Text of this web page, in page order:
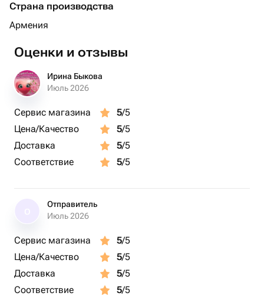
Страна производства
Армения
Оценки и отзывы
Ирина Быкова
Июль 2026
Сервис магазина 5/5
Цена/Качество
5/5
Доставка
5/5
Соответствие
5/5
Отправитель
Июль 2026
Сервис магазина 5/5
Цена/Качество
5/5
Доставка
5/5
Соответствие
5/5